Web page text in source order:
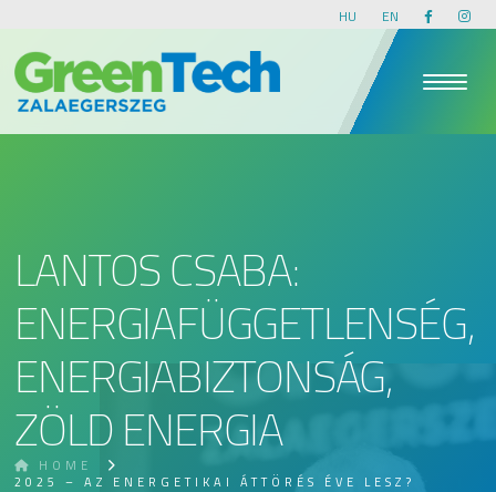
HU EN
LANTOS CSABA:
ENERGIAFÜGGETLENSÉG,
ENERGIABIZTONSÁG,
ZÖLD ENERGIA
HOME
2025 – AZ ENERGETIKAI ÁTTÖRÉS ÉVE LESZ?